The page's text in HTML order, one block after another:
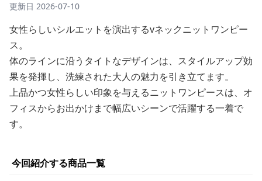
更新日 2026-07-10
女性らしいシルエットを演出するvネックニットワンピー
ス。
体のラインに沿うタイトなデザインは、スタイルアップ効
果を発揮し、洗練された大人の魅力を引き立てます。
上品かつ女性らしい印象を与えるニットワンピースは、オ
フィスからお出かけまで幅広いシーンで活躍する一着で
す。
今回紹介する商品一覧